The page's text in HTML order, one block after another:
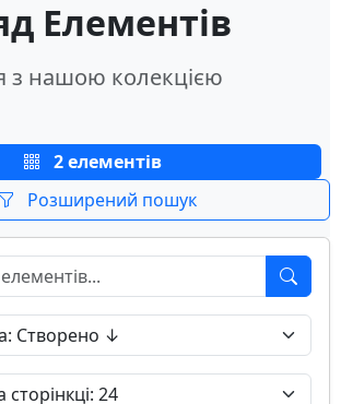
Елементів
з нашою колекцією
2 елементів
Розширений пошук